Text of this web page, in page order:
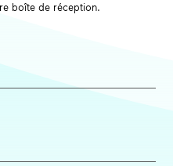
boîte de réception.